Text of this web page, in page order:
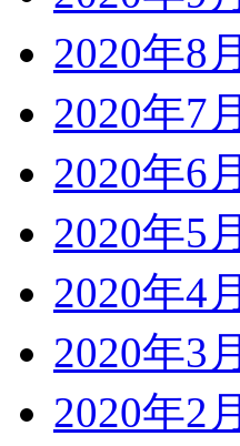
2020年8月
2020年7月
2020年6月
2020年5月
2020年4月
2020年3月
2020年2月